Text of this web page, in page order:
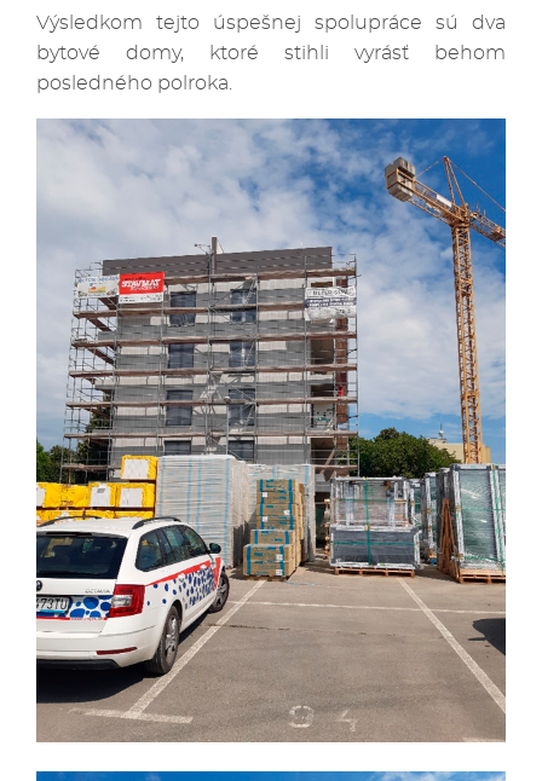
Výsledkom tejto úspešnej spolupráce sú dva
bytové domy, ktoré stihli vyrásť behom
posledného polroka.